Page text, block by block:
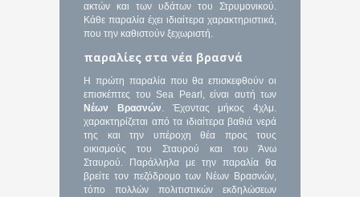
ακτών και των υδάτων του Στρυμονικού.
Κάθε παραλία έχει ιδιαίτερα χαρακτηριστικά,
που την καθιστούν ξεχωριστή.
παραλίες στα νέα βρασνά
Η πρώτη παραλία που θα επισκεφθούν οι
επισκέπτες του Sea Pearl, είναι αυτή των
Νέων Βρασνών. Έχοντας μήκος 4χλμ.
χαρακτηρίζεται από τα ιδιαίτερα βαθιά νερά
της και την υπέροχη θέα προς τους
οικισμούς του Σταυρού και του Άνω
Σταυρού. Παράλληλα με την παραλία θα
βρείτε τον πεζόδρομο των Νέων Βρασνών,
τόπο πολλών πολιτιστικών εκδηλώσεων